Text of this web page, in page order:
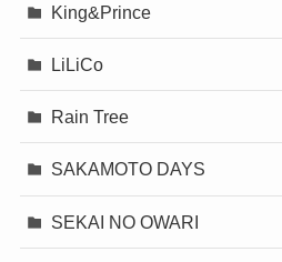
King&Prince
LiLiCo
Rain Tree
SAKAMOTO DAYS
SEKAI NO OWARI